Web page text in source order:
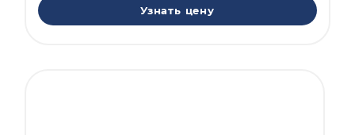
Узнать цену